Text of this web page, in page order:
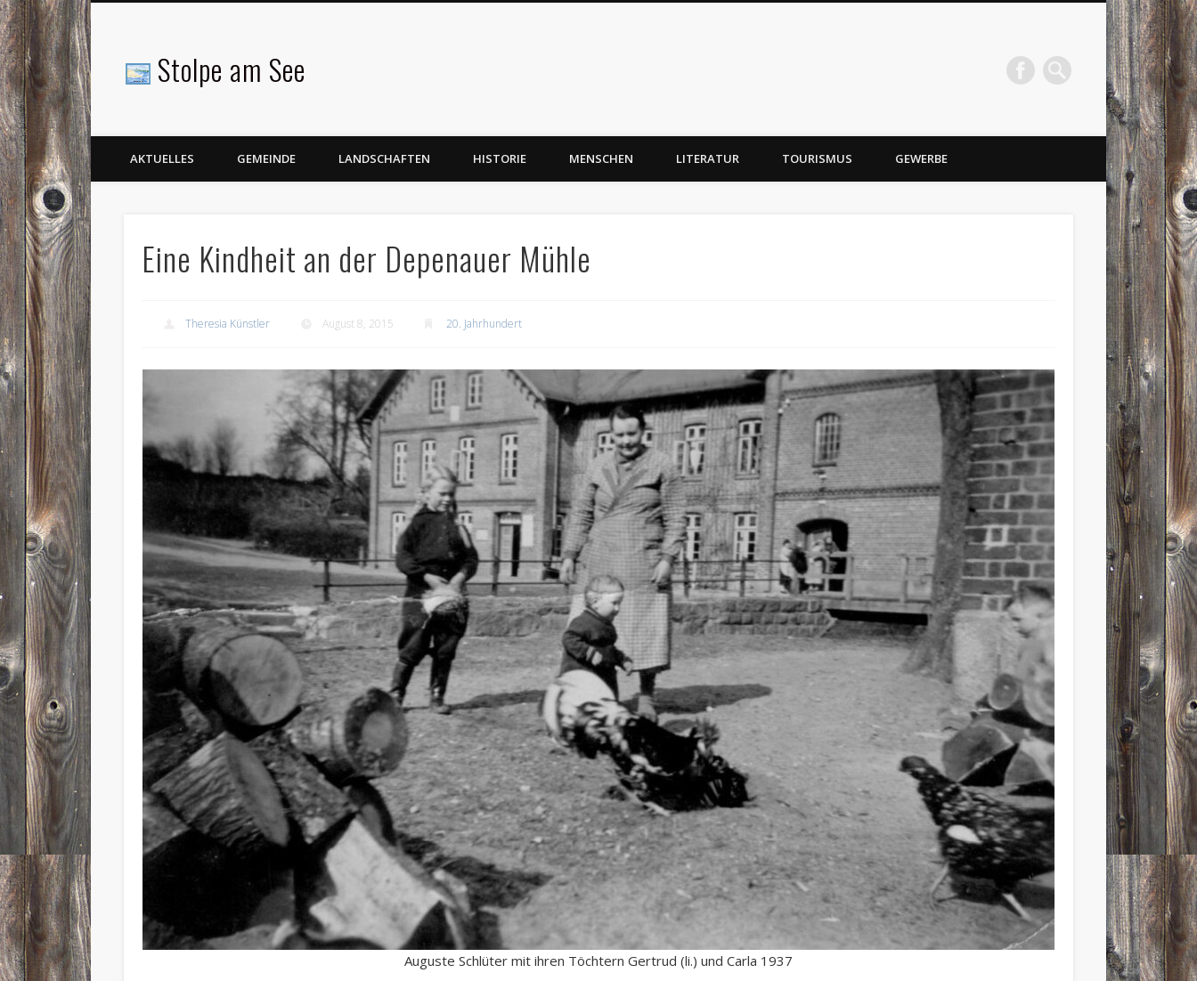
Stolpe am See
Facebook
AKTUELLES GEMEINDE LANDSCHAFTEN HISTORIE MENSCHEN LITERATUR TOURISMUS GEWERBE
Eine Kindheit an der Depenauer Mühle
Theresia Künstler August 8, 2015 20. Jahrhundert
Auguste Schlüter mit ihren Töchtern Gertrud (li.) und Carla 1937